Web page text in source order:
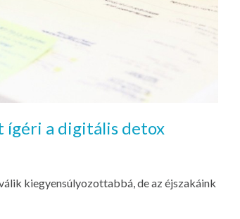
ígéri a digitális detox
kiegyensúlyozottabbá, de az éjszakáink